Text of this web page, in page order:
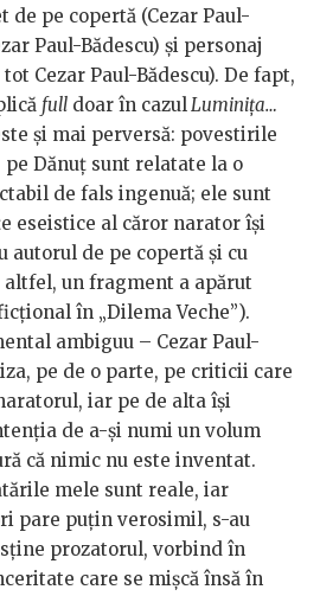
pe copertă (Cezar Paul-
Paul-Bădescu) și personaj
Cezar Paul-Bădescu). De fapt,
full doar în cazulLuminița…
și mai perversă: povestirile
Dănuț sunt relatate la o
de fals ingenuă; ele sunt
eseistice al căror narator își
autorul de pe copertă și cu
altfel, un fragment a apărut
în „Dilema Veche”).
ambiguu – Cezar Paul-
pe de o parte, pe criticii care
iar pe de alta își
de a-și numi un volum
că nimic nu este inventat.
mele sunt reale, iar
pare puțin verosimil, s-au
prozatorul, vorbind în
care se mișcă însă în